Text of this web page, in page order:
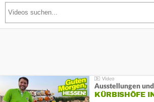
Ausstellungen
KÜRBISHÖFE